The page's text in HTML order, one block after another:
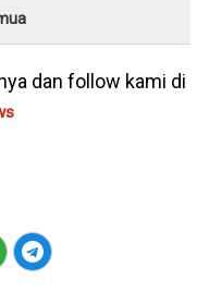
dan follow kami di